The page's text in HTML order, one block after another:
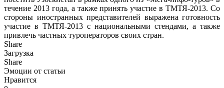
течение 2013 года, а также принять участие в ТМТЯ-2013. Со
стороны иностранных представителей выражена готовность
участие в ТМТЯ-2013 с национальными стендами, а также
привлечь частных туроператоров своих стран.
Share
Загрузка
Share
Эмоции от статьи
Нравится